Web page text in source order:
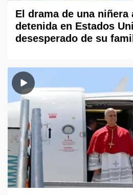
El drama de una niñera
detenida en Estados
desesperado de su